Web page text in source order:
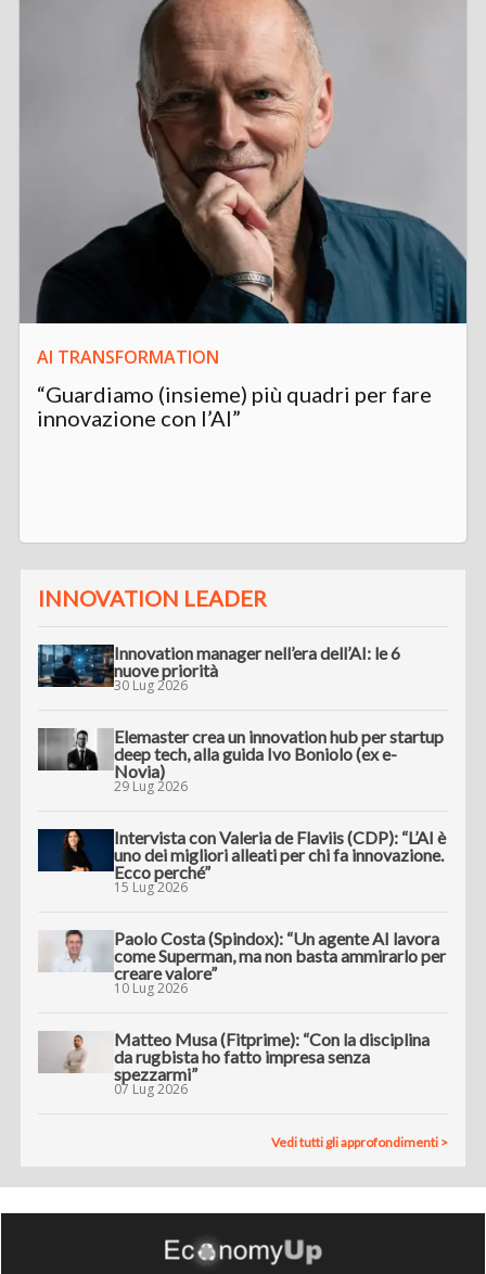
AI TRANSFORMATION
“Guardiamo (insieme) più quadri per fare
innovazione con l’AI”
INNOVATION LEADER
Innovation manager nell’era dell’AI: le 6
nuove priorità
30 Lug 2026
Elemaster crea un innovation hub per startup
deep tech, alla guida Ivo Boniolo (ex e-
Novia)
29 Lug 2026
Intervista con Valeria de Flaviis (CDP): “L’AI è
uno dei migliori alleati per chi fa innovazione.
Ecco perché”
15 Lug 2026
Paolo Costa (Spindox): “Un agente AI lavora
come Superman, ma non basta ammirarlo per
creare valore”
10 Lug 2026
Matteo Musa (Fitprime): “Con la disciplina
da rugbista ho fatto impresa senza
spezzarmi”
07 Lug 2026
Vedi tutti gli approfondimenti >